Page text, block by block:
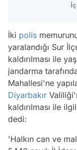
İki polis
yaralandığı Sur
kaldırılması ile
jandarma
Mahallesi'ne
Diyarbakır
kaldırılması ile
dedi:
'Halkın can ve